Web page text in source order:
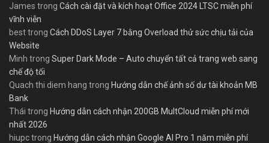
James trong Cách cài đặt và kích hoạt Office 2024 LTSC miễn phí
vĩnh viễn
besttrong Cách DDoS Layer 7 bằng Overload thử sức chịu tải của
Website
Minh trong Super Dark Mode – Auto chuyển tất cả trang web sang
chế độ tối
Quach thi diem hang trong Hướng dẫn chế ảnh số dư tài khoản MB
Bank
Thái trong Hướng dẫn cách nhận 200GB MultCloud miễn phí mới
nhất 2026
hiupctrong Hướng dẫn cách nhận Google AI Pro 1 năm miễn phí